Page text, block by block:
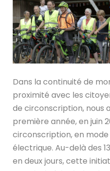
Dans la continuité de
proximité avec les
de circonscription, nous
première année, en juin
circonscription, en
électrique. Au-delà des
en deux jours, cette